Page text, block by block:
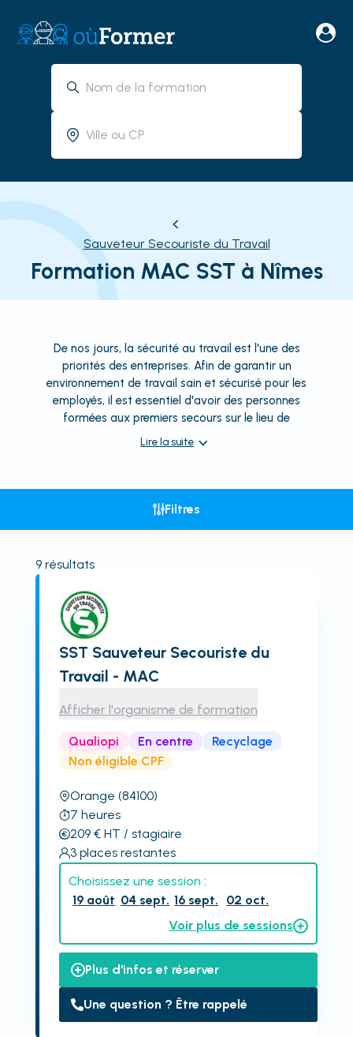
Sauveteur Secouriste du Travail
Formation MAC SST à Nîmes
De nos jours, la sécurité au travail est l'une des
priorités des entreprises. Afin de garantir un
environnement de travail sain et sécurisé pour les
employés, il est essentiel d'avoir des personnes
formées aux premiers secours sur le lieu de
Lire la suite
Filtres
9résultats
SST Sauveteur Secouriste du
Travail - MAC
Afficher l'organisme de formation
Qualiopi En centre
Recyclage
Non éligible CPF
Orange (84100)
7 heures
209€ HT / stagiaire
3 places restantes
Choisissez une session :
19 août 04 sept. 16 sept.
02 oct.
Voir plus de sessions
Plus d'infos et réserver
Une question ? Être rappelé